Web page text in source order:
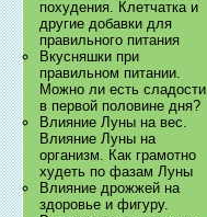
похудения. Клетчатка и
другие добавки для
правильного питания
Вкусняшки при
правильном питании.
Можно ли есть сладости
в первой половине дня?
Влияние Луны на вес.
Влияние Луны на
организм. Как грамотно
худеть по фазам Луны
Влияние дрожжей на
здоровье и фигуру.